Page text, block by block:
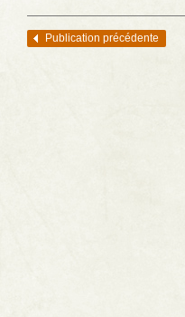
Navigation des articles
Publication précédente